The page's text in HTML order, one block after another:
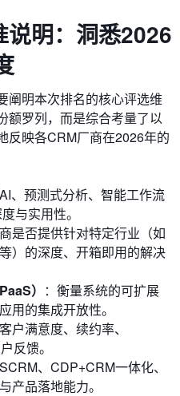
明：洞悉2026
阐明本次排名的核心评选维
额罗列，而是综合考量了以
反映各CRM厂商在2026年的
、预测式分析、智能工作流
与实用性。
是否提供针对特定行业（如
）的深度、开箱即用的解决
） ：衡量系统的可扩展
用的集成开放性。
户满意度、续约率、
反馈。
、CDP+CRM一体化、
产品落地能力。